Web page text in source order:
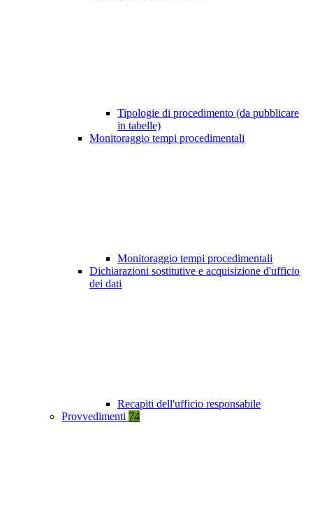
Tipologie di procedimento (da pubblicare
in tabelle)
Monitoraggio tempi procedimentali
Monitoraggio tempi procedimentali
Dichiarazioni sostitutive e acquisizione d'ufficio
dei dati
Recapiti dell'ufficio responsabile
Provvedimenti 74